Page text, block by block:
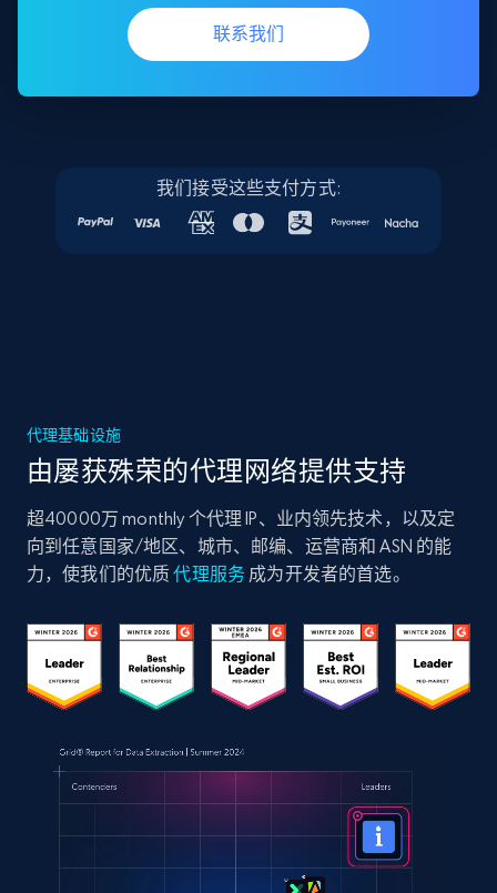
联系我们
我们接受这些支付方式:
代理基础设施
由屡获殊荣的代理网络提供支持
超40000万 monthly 个代理 IP、业内领先技术，以及定
向到任意国家/地区、城市、邮编、运营商和 ASN 的能
力，使我们的优质代理服务 成为开发者的首选。